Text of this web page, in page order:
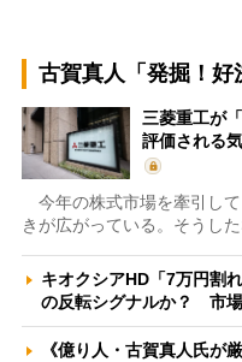
古賀真人「発掘！好
三菱重工が
評価される
今年の株式市場を牽引し
きが広がっている。そうし
キオクシアHD「7万円割
の反転シグナルか？ 市
《億り人・古賀真人氏が